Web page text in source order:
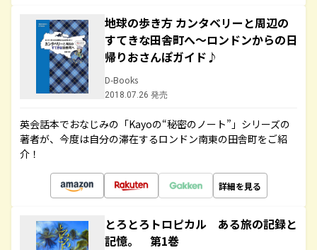
地球の歩き方 カンタベリーと周辺の
すてきな田舎町へ～ロンドンからの日
帰りおさんぽガイド♪
D-Books
2018.07.26 発売
英会話本でおなじみの「Kayoの“秘密のノート”」シリーズの
著者が、今度は自分の滞在するロンドン南東の田舎町をご紹
介！
詳細を見る
とろとろトロピカル ある旅の記録と
記憶。 第1巻